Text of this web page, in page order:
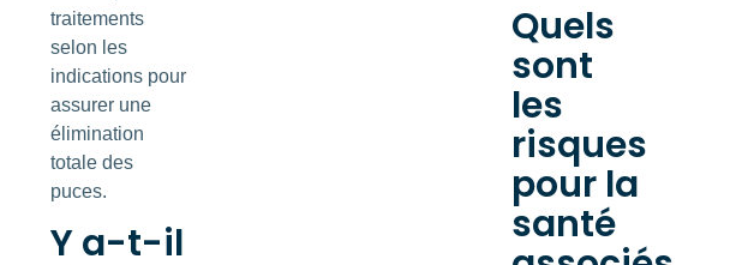
traitements
selon les
indications pour
assurer une
élimination
totale des
puces.
Y a-t-il
Quels
sont
les
risques
pour la
santé